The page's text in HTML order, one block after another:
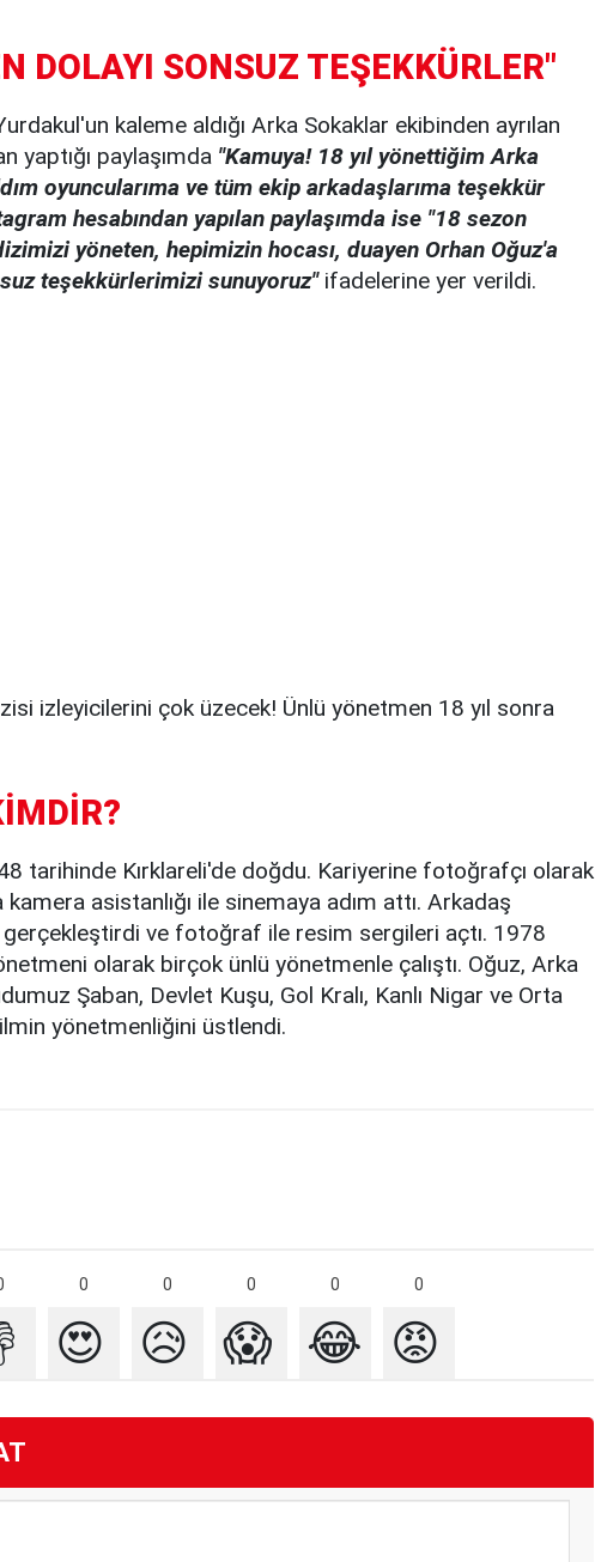
DOLAYI SONSUZ TEŞEKKÜRLER"
kaleme aldığı Arka Sokaklar ekibinden ayrılan
yaptığı paylaşımda "Kamuya! 18 yıl yönettiğim Arka
oyuncularıma ve tüm ekip arkadaşlarıma teşekkür
hesabından yapılan paylaşımda ise "18 sezon
yöneten, hepimizin hocası, duayen Orhan Oğuz'a
teşekkürlerimizi sunuyoruz"ifadelerine yer verildi.
tarihinde Kırklareli'de doğdu. Kariyerine fotoğrafçı olarak
kamera asistanlığı ile sinemaya adım attı. Arkadaş
gerçekleştirdi ve fotoğraf ile resim sergileri açtı. 1978
olarak birçok ünlü yönetmenle çalıştı. Oğuz, Arka
Şaban, Devlet Kuşu, Gol Kralı, Kanlı Nigar ve Orta
yönetmenliğini üstlendi.
0 0 0 0 0
😍 😥 😱 😂 😡